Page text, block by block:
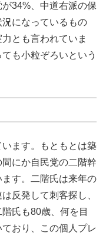
34%、中道右派の保
になっているもの
とも言われていま
も小粒ぞろいという
ます。もともとは築
にか自民党の二階幹
す。二階氏は来年の
反発して刺客探し、
氏も80歳、何を目
おり、この個人プレ